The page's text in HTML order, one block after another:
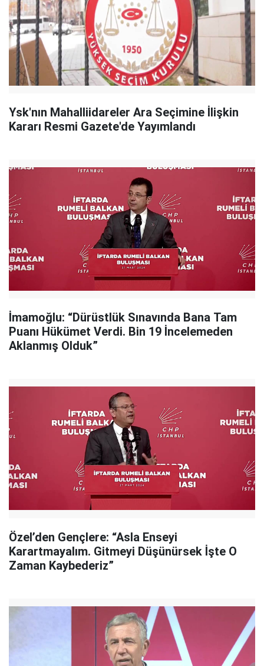
Ysk'nın Mahalliidareler Ara Seçimine İlişkin
Kararı Resmi Gazete'de Yayımlandı
İmamoğlu: “Dürüstlük Sınavında Bana Tam
Puanı Hükümet Verdi. Bin 19 İncelemeden
Aklanmış Olduk”
Özel’den Gençlere: “Asla Enseyi
Karartmayalım. Gitmeyi Düşünürsek İşte O
Zaman Kaybederiz”